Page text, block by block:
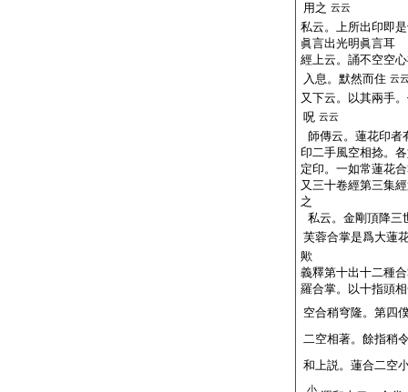
用之 云云
私云。上所出印即
眞言出光明眞言耳
經上云。誦不空空
入息。默然而住 云
又下云。以其兩手
呪 云云
師傳云。蓮花印者
印二手風空相捻。
定印。一如常蓮花
又三十卷經第三集
之
私云。金剛頂降三
芙蓉合掌是爲大蓮
歟
義釋第十出十二種
羅合掌。以十指頭
空合稍穹隆。第四
二空相著。餘指稍
和上説。蓮合二空
小